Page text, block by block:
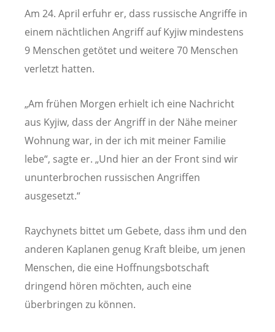
Am 24. April erfuhr er, dass russische Angriffe in
einem nächtlichen Angriff auf Kyjiw mindestens
9 Menschen getötet und weitere 70 Menschen
verletzt hatten.
„Am frühen Morgen erhielt ich eine Nachricht
aus Kyjiw, dass der Angriff in der Nähe meiner
Wohnung war, in der ich mit meiner Familie
lebe“, sagte er. „Und hier an der Front sind wir
ununterbrochen russischen Angriffen
ausgesetzt.“
Raychynets bittet um Gebete, dass ihm und den
anderen Kaplanen genug Kraft bleibe, um jenen
Menschen, die eine Hoffnungsbotschaft
dringend hören möchten, auch eine
überbringen zu können.